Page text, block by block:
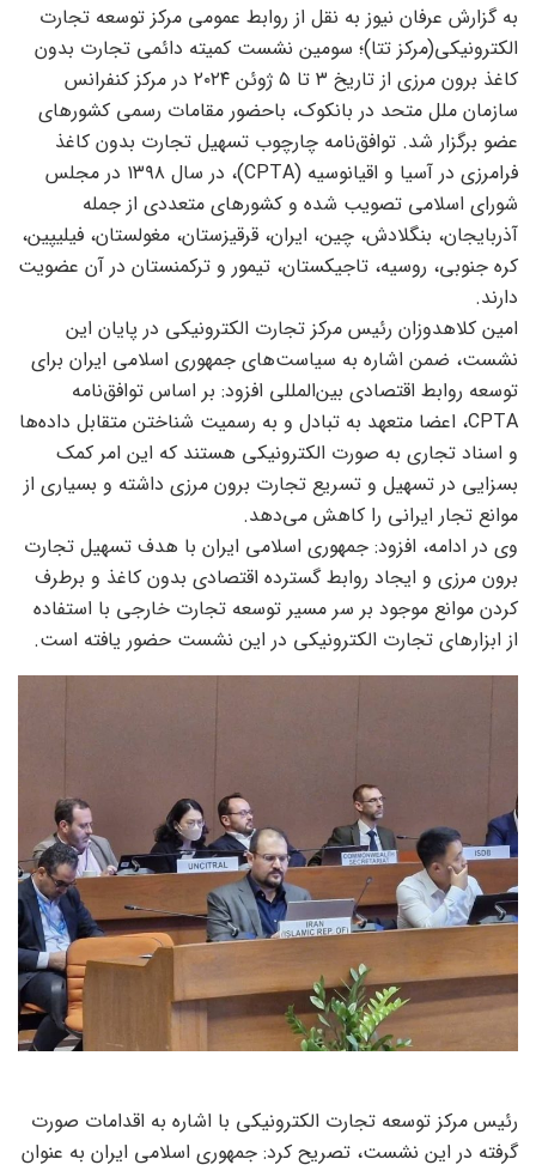
به گزارش عرفان نیوز به نقل از روابط عمومی مرکز توسعه تجارت
الکترونیکی(مرکز تتا)؛ سومین نشست کمیته دائمی تجارت بدون
کاغذ برون مرزی از تاریخ ۳ تا ۵ ژوئن ۲۰۲۴ در مرکز کنفرانس
سازمان ملل متحد در بانکوک، باحضور مقامات رسمی کشورهای
عضو برگزار شد. توافق‌نامه چارچوب تسهیل تجارت بدون کاغذ
فرامرزی در آسیا و اقیانوسیه (CPTA)، در سال ۱۳۹۸ در مجلس
شورای اسلامی تصویب شده و کشورهای متعددی از جمله
آذربایجان، بنگلادش، چین، ایران، قرقیزستان، مغولستان، فیلیپین،
کره جنوبی، روسیه، تاجیکستان، تیمور و ترکمنستان در آن عضویت
دارند.
امین کلاهدوزان رئیس مرکز تجارت الکترونیکی در پایان این
نشست، ضمن اشاره به سیاست‌های جمهوری اسلامی ایران برای
توسعه روابط اقتصادی بین‌المللی افزود: بر اساس توافق‌نامه
CPTA، اعضا متعهد به تبادل و به رسمیت شناختن متقابل داده‌ها
و اسناد تجاری به صورت الکترونیکی هستند که این امر کمک
بسزایی در تسهیل و تسریع تجارت برون مرزی داشته و بسیاری از
موانع تجار ایرانی را کاهش می‌دهد.
وی در ادامه، افزود: جمهوری اسلامی ایران با هدف تسهیل تجارت
برون مرزی و ایجاد روابط گسترده اقتصادی بدون کاغذ و برطرف
کردن موانع موجود بر سر مسیر توسعه تجارت خارجی با استفاده
از ابزارهای تجارت الکترونیکی در این نشست حضور یافته است.
رئیس مرکز توسعه تجارت الکترونیکی با اشاره به اقدامات صورت
گرفته در این نشست، تصریح کرد: جمهوری اسلامی ایران به عنوان